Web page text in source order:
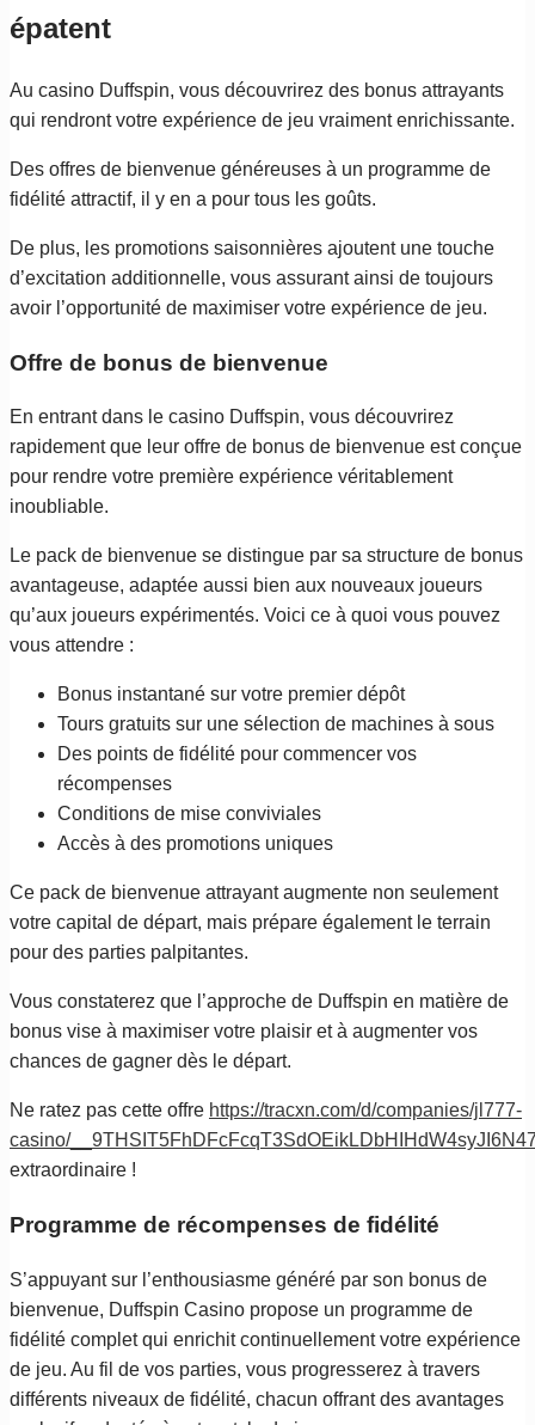
épatent
Au casino Duffspin, vous découvrirez des bonus attrayants
qui rendront votre expérience de jeu vraiment enrichissante.
Des offres de bienvenue généreuses à un programme de
fidélité attractif, il y en a pour tous les goûts.
De plus, les promotions saisonnières ajoutent une touche
d’excitation additionnelle, vous assurant ainsi de toujours
avoir l’opportunité de maximiser votre expérience de jeu.
Offre de bonus de bienvenue
En entrant dans le casino Duffspin, vous découvrirez
rapidement que leur offre de bonus de bienvenue est conçue
pour rendre votre première expérience véritablement
inoubliable.
Le pack de bienvenue se distingue par sa structure de bonus
avantageuse, adaptée aussi bien aux nouveaux joueurs
qu’aux joueurs expérimentés. Voici ce à quoi vous pouvez
vous attendre :
Bonus instantané sur votre premier dépôt
Tours gratuits sur une sélection de machines à sous
Des points de fidélité pour commencer vos
récompenses
Conditions de mise conviviales
Accès à des promotions uniques
Ce pack de bienvenue attrayant augmente non seulement
votre capital de départ, mais prépare également le terrain
pour des parties palpitantes.
Vous constaterez que l’approche de Duffspin en matière de
bonus vise à maximiser votre plaisir et à augmenter vos
chances de gagner dès le départ.
Ne ratez pas cette offre https://tracxn.com/d/companies/jl777-
casino/
extraordinaire !
Programme de récompenses de fidélité
S’appuyant sur l’enthousiasme généré par son bonus de
bienvenue, Duffspin Casino propose un programme de
fidélité complet qui enrichit continuellement votre expérience
de jeu. Au fil de vos parties, vous progresserez à travers
différents niveaux de fidélité, chacun offrant des avantages